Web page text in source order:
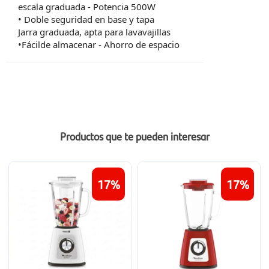
escala graduada - Potencia 500W
• Doble seguridad en base y tapa
Jarra graduada, apta para lavavajillas
•Fácilde almacenar - Ahorro de espacio
Productos que te pueden interesar
17 17